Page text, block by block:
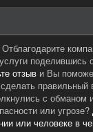
поделившись
отзыв и Вы
сделать правильный
с обманом
или угрозе?
или человеке в